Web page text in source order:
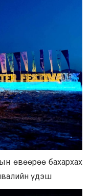
өвөөрөө бахархах
үдэш